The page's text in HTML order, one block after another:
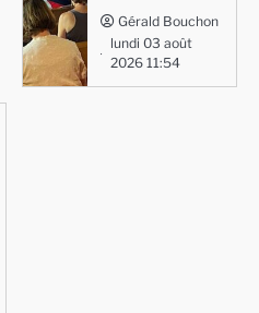
Gérald Bouchon
lundi 03 août
2026 11:54